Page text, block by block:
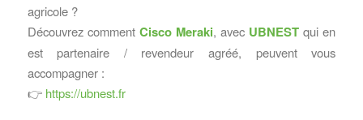
agricole ?
Découvrez comment Cisco Meraki, avec UBNEST qui en
est partenaire / revendeur agréé, peuvent vous
accompagner :
👉 https://ubnest.fr